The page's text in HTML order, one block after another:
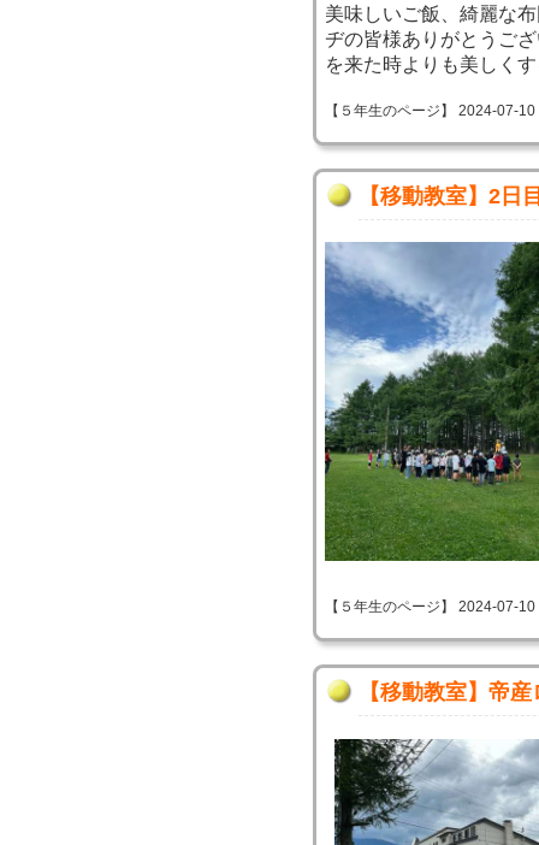
美味しいご飯、綺麗な
ヂの皆様ありがとうご
を来た時よりも美しく
【５年生のページ】 2024-07-
【移動教室】2日
【５年生のページ】 2024-07-
【移動教室】帝